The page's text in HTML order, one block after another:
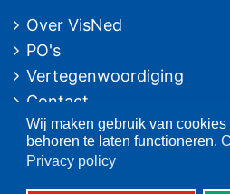
Wij maken gebruik van
behoren te laten functioneren.
Privacy policy
Over VisNed
PO's
Vertegenwoordiging
Contact
Nieuwsarchief
Contactinformatie